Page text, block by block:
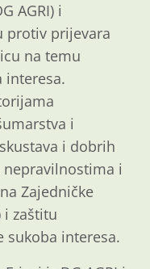
AGRI) i
protiv prijevara
na temu
interesa.
i
i dobrih
nepravilnostima i
Zajedničke
i zaštitu
sukoba interesa.